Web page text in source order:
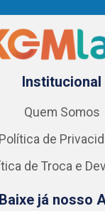
Institucional
Quem Somos
Política de
de Troca e
Baixe já nosso